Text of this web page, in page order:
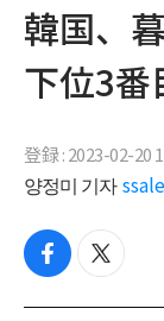
韓国、
下位3番
登録 : 2023-02-20
양정미 기자
f
c
t
i